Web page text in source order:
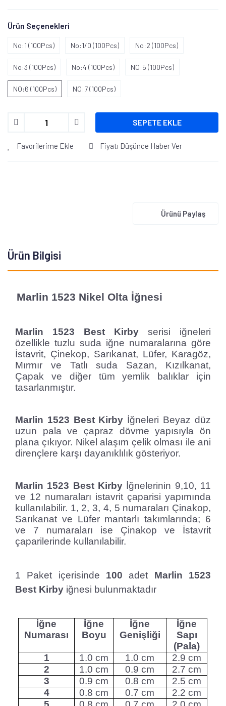
Ürün Seçenekleri
No:1 (100Pcs) No:1/0 (100Pcs) No:2 (100Pcs)
No:3 (100Pcs) No:4 (100Pcs) NO:5 (100Pcs)
NO:6 (100Pcs) NO:7 (100Pcs)
SEPETE EKLE
Favorilerime Ekle Fiyatı Düşünce Haber Ver
Ürünü Paylaş
Ürün Bilgisi
Marlin 1523 Nikel Olta İğnesi
Marlin 1523 Best Kirby serisi iğneleri
özellikle tuzlu suda iğne numaralarına göre
İstavrit, Çinekop, Sarıkanat, Lüfer, Karagöz,
Mırmır ve Tatlı suda Sazan, Kızılkanat,
Çapak ve diğer tüm yemlik balıklar için
tasarlanmıştır.
Marlin 1523 Best Kirby İğneleri Beyaz düz
uzun pala ve çapraz dövme yapısıyla ön
plana çıkıyor. Nikel alaşım çelik olması ile ani
dirençlere karşı dayanıklılık gösteriyor.
Marlin 1523 Best Kirby İğnelerinin 9,10, 11
ve 12 numaraları istavrit çaparisi yapımında
kullanılabilir. 1, 2, 3, 4, 5 numaraları Çinakop,
Sarıkanat ve Lüfer mantarlı takımlarında; 6
ve 7 numaraları ise Çinakop ve İstavrit
çaparilerinde kullanılabilir.
1 Paket içerisinde 100 adet Marlin 1523
Best Kirby iğnesi bulunmaktadır
İğne
Numarası
İğne
Boyu
İğne
Genişliği
İğne
Sapı
(Pala)
1
1.0 cm 1.0 cm
2.9 cm
2
1.0 cm 0.9 cm
2.7 cm
3
0.9 cm 0.8 cm
2.5 cm
4
0.8 cm 0.7 cm
2.2 cm